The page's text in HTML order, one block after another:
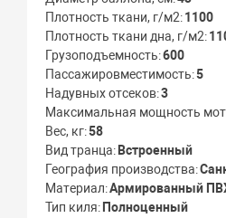
Плотность ткани, г/м2 1100
Плотность ткани дна, г/м2
Грузоподъемность 600
Пассажировместимость 5
Надувных отсеков 3
Максимальная мощность
Вес, кг 58
Вид транца Встроенный
География производства
Материал Армированный
Тип киля Полноценный